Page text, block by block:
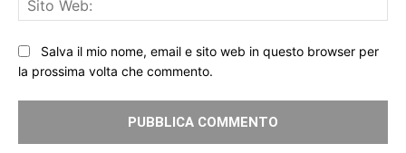
Salva il mio nome, email e sito web in questo browser per
la prossima volta che commento.